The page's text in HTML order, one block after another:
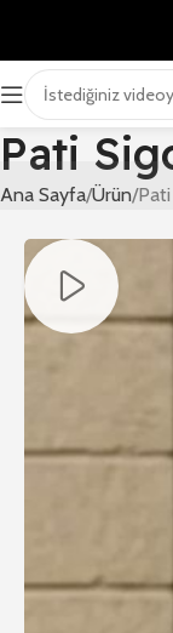
Pati
Ana Sayfa Ürün Pati